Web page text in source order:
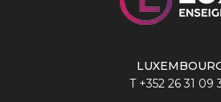
T +352 26 31 09